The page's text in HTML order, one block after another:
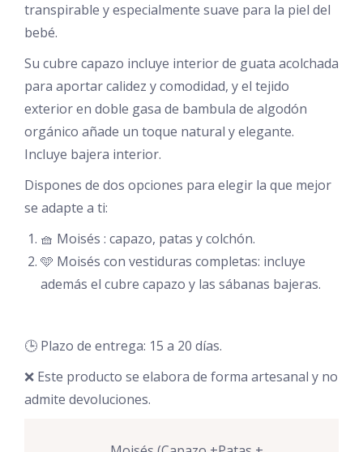
transpirable y especialmente suave para la piel del
bebé.
Su cubre capazo incluye interior de guata acolchada
para aportar calidez y comodidad, y el tejido
exterior en doble gasa de bambula de algodón
orgánico añade un toque natural y elegante.
Incluye bajera interior.
Dispones de dos opciones para elegir la que mejor
se adapte a ti:
🧺 Moisés : capazo, patas y colchón.
🩵 Moisés con vestiduras completas: incluye
además el cubre capazo y las sábanas bajeras.
🕒 Plazo de entrega: 15 a 20 días.
❌ Este producto se elabora de forma artesanal y no
admite devoluciones.